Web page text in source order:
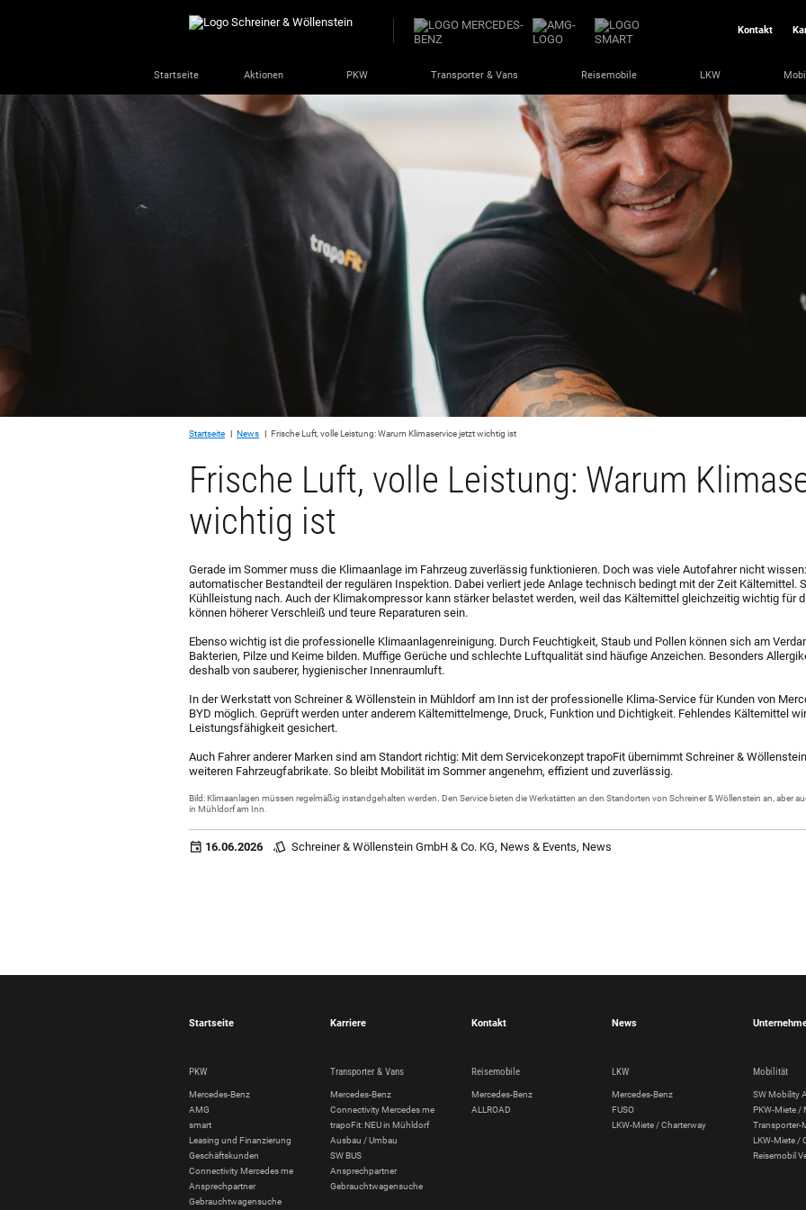
Startseite Aktionen PKW Transporter & Vans Reisemobile LKW
Kontakt
Sie befinden sich hier:
Startseite News Frische Luft, volle Leistung: Warum Klimaservice jetzt wichtig ist
Frische Luft, volle Leistung: Warum
wichtig ist
Gerade im Sommer muss die Klimaanlage im Fahrzeug zuverlässig funktionieren. Doch was viele Autofahrer nicht
automatischer Bestandteil der regulären Inspektion. Dabei verliert jede Anlage technisch bedingt mit der Zeit Kältemittel.
Kühlleistung nach. Auch der Klimakompressor kann stärker belastet werden, weil das Kältemittel gleichzeitig wichtig für
können höherer Verschleiß und teure Reparaturen sein.
Ebenso wichtig ist die professionelle Klimaanlagenreinigung. Durch Feuchtigkeit, Staub und Pollen können sich am
Bakterien, Pilze und Keime bilden. Muffige Gerüche und schlechte Luftqualität sind häufige Anzeichen. Besonders
deshalb von sauberer, hygienischer Innenraumluft.
In der Werkstatt von Schreiner & Wöllenstein in Mühldorf am Inn ist der professionelle Klima-Service für Kunden von
BYD möglich. Geprüft werden unter anderem Kältemittelmenge, Druck, Funktion und Dichtigkeit. Fehlendes Kältemittel
Leistungsfähigkeit gesichert.
Auch Fahrer anderer Marken sind am Standort richtig: Mit dem Servicekonzept trapoFit übernimmt Schreiner &
weiteren Fahrzeugfabrikate. So bleibt Mobilität im Sommer angenehm, effizient und zuverlässig.
Bild: Klimaanlagen müssen regelmäßig instandgehalten werden. Den Service bieten die Werkstätten an den Standorten von Schreiner & Wöllenstein an, aber
in Mühldorf am Inn.
event 16.06.2026 style Schreiner & Wöllenstein GmbH & Co. KG, News & Events, News
Startseite Karriere Kontakt News
PKW
Mercedes-Benz
AMG
smart
Leasing und Finanzierung
Geschäftskunden
Connectivity Mercedes me
Ansprechpartner
Gebrauchtwagensuche
Transporter & Vans
Mercedes-Benz
Connectivity Mercedes me
trapoFit: NEU in Mühldorf
Ausbau / Umbau
SW BUS
Ansprechpartner
Gebrauchtwagensuche
Reisemobile
Mercedes-Benz
ALLROAD
LKW
Mercedes-Benz
FUSO
LKW-Miete / Charterway
Mobilität
SW Mobility
PKW-Miete /
Transporter-
LKW-Miete /
Reisemobil